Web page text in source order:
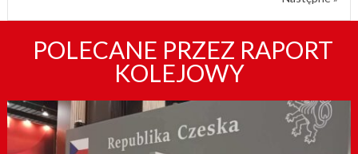
POLECANE PRZEZ RAPORT
KOLEJOWY